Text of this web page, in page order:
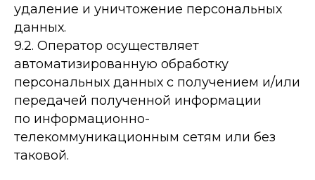
удаление и уничтожение персональных
данных.
9.2. Оператор осуществляет
автоматизированную обработку
персональных данных с получением и/или
передачей полученной информации
по информационно-
телекоммуникационным сетям или без
таковой.